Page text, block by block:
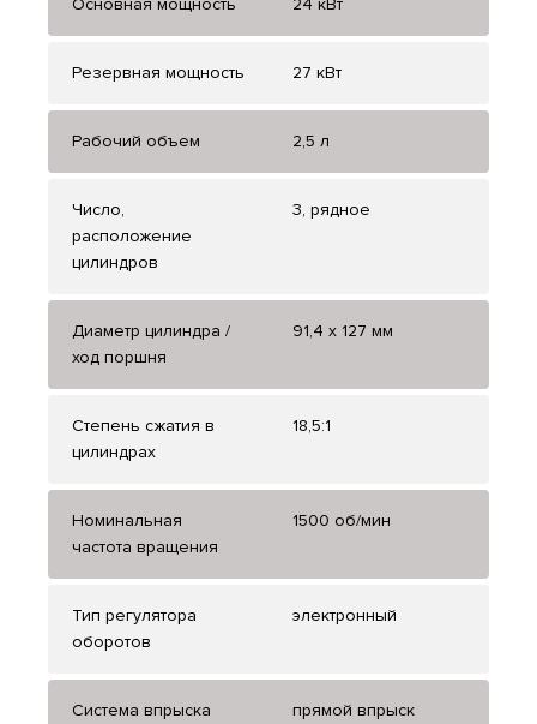
Основная мощность 24 кВт
Резервная мощность 27 кВт
Рабочий объем 2,5 л
Число,
расположение
цилиндров
3, рядное
Диаметр цилиндра /
ход поршня
91,4 х 127 мм
Степень сжатия в
цилиндрах
18,5:1
Номинальная
частота вращения
1500 об/мин
Тип регулятора
оборотов
электронный
Система впрыска
прямой впрыск